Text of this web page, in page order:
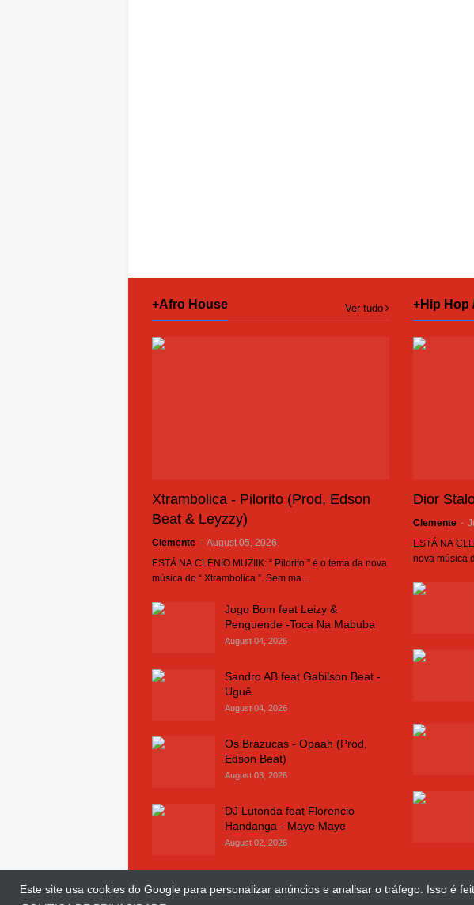
Este site usa cookies do Google para personalizar anúncios e analisar o tráfego. Isso é
+Afro House Ver tudo
Xtrambolica - Pilorito (Prod, Edson
Beat & Leyzzy)
Clemente - August 05, 2026
ESTÁ NA CLENIO MUZIIK: “ Pilorito ” é o tema da nova
música do “ Xtrambolica ”. Sem ma…
Jogo Bom feat Leizy &
Penguende -Toca Na Mabuba
August 04, 2026
Sandro AB feat Gabilson Beat -
Uguê
August 04, 2026
Os Brazucas - Opaah (Prod,
Edson Beat)
August 03, 2026
DJ Lutonda feat Florencio
Handanga - Maye Maye
August 02, 2026
+Hip Hop
Dior
Clemente -
ESTÁ NA
nova música
© Copyright 2018 and 2025 Clenio Muziik| Design WebJosé